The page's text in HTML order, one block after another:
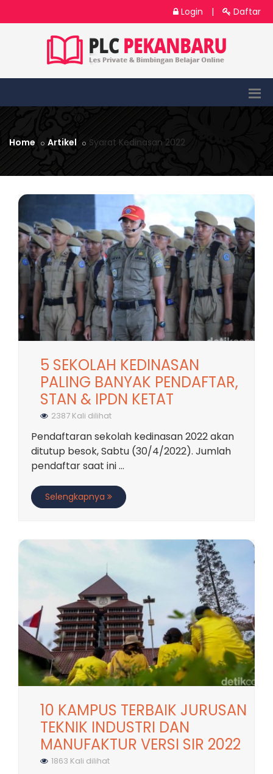
Login | Daftar
Home Artikel Syarat Kedinasan 2022
5 SEKOLAH KEDINASAN
PALING BANYAK PENDAFTAR,
STAN & IPDN KETAT
2387 Kali dilihat
Pendaftaran sekolah kedinasan 2022 akan
ditutup besok, Sabtu (30/4/2022). Jumlah
pendaftar saat ini ...
Selengkapnya
10 KAMPUS TERBAIK JURUSAN
TEKNIK INDUSTRI DAN
MANUFAKTUR VERSI SIR 2022
1863 Kali dilihat